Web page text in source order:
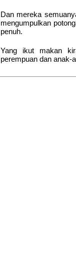
Dan mereka
mengumpulkan
penuh.
Yang ikut makan
perempuan dan anak-